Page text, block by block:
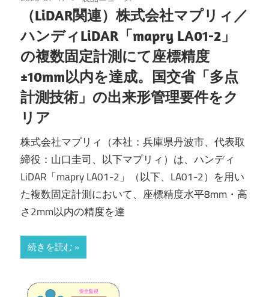
（LiDAR関連）株式会社マプリィ／
ハンディLiDAR「mapry LA01-2」
の複数固定計測にて座標精度
±10mm以内を達成。国交省「多点
計測技術」の出来形管理要件をク
リア
株式会社マプリィ（本社：兵庫県丹波市、代表取
締役：山口圭司、以下マプリィ）は、ハンディ
LiDAR「mapry LA01-2」（以下、LA01-2）を用い
た複数固定計測において、座標精度水平8mm・高
さ2mm以内の精度を達
続きを読む